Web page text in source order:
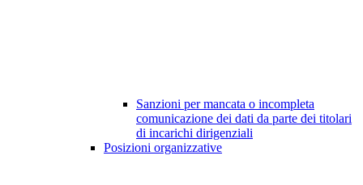
Sanzioni per mancata o incompleta
comunicazione dei dati da parte dei titolari
di incarichi dirigenziali
Posizioni organizzative